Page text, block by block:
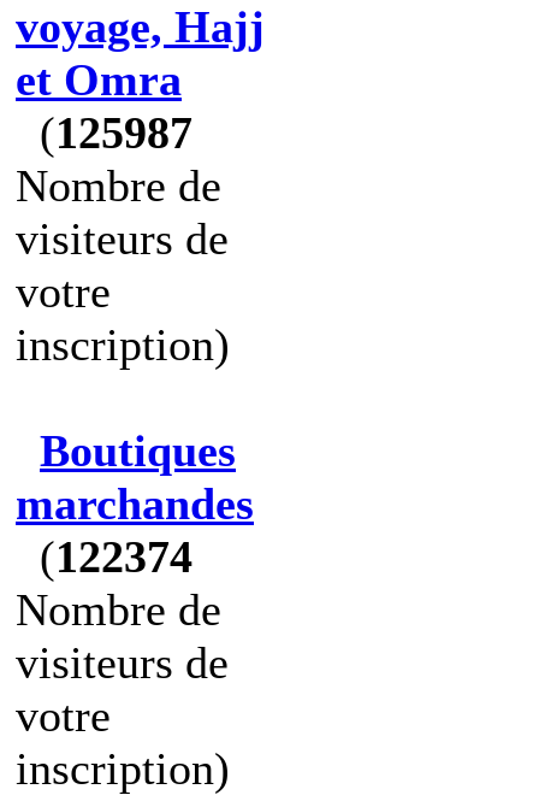
voyage, Hajj
et Omra
(125987
Nombre de
visiteurs de
votre
inscription)
Boutiques
marchandes
(122374
Nombre de
visiteurs de
votre
inscription)